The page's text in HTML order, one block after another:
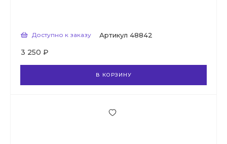
Доступно к заказу Артикул 48842
3 250 ₽
В КОРЗИНУ